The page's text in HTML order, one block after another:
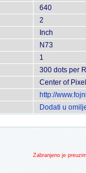
640
2
Inch
N73
1
300 dots per
Center of
http://
Dodati u
Zabranjeno je